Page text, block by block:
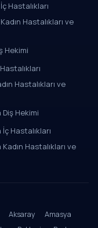
Hastalıkları
Hastalıkları ve
Hekimi
Hastalıkları ve
Hekimi
Hastalıkları
Hastalıkları ve
Aksaray
Amasya